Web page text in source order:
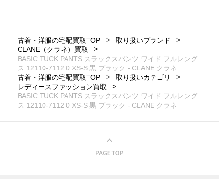
古着・洋服の宅配買取TOP
取り扱いブランド
CLANE（クラネ）買取
BASIC TUCK PANTS スラックスパンツ ワイド フルレング
ス 12110-7112 0 XS-S 黒 ブラック - CLANE クラネ
古着・洋服の宅配買取TOP
取り扱いカテゴリ
レディースファッション買取
BASIC TUCK PANTS スラックスパンツ ワイド フルレング
ス 12110-7112 0 XS-S 黒 ブラック - CLANE クラネ